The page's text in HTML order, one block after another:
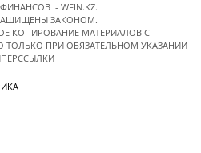
- WFIN.KZ.
ЗАКОНОМ.
КОПИРОВАНИЕ МАТЕРИАЛОВ C
ТОЛЬКО ПРИ ОБЯЗАТЕЛЬНОМ УКАЗАНИИ